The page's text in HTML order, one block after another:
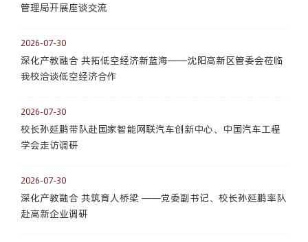
管理局开展座谈交流
2026-07-30
深化产教融合 共拓低空经济新蓝海——沈阳高新区管委会莅临
我校洽谈低空经济合作
2026-07-30
校长孙延鹏带队赴国家智能网联汽车创新中心、中国汽车工程
学会走访调研
2026-07-30
深化产教融合 共筑育人桥梁 ——党委副书记、校长孙延鹏率队
赴高新企业调研